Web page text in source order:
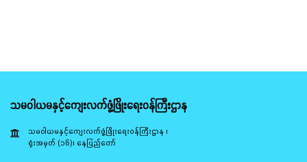
သမဝါယမနှင့်ကျေးလက်ဖွံ့ဖြိုးရေးဝန်ကြီးဌာန
သမဝါယမနှင့်ကျေးလက်ဖွံ့ဖြိုးရေးဝန်ကြီးဌာန ၊
ရုံးအမှတ် (၁၆)၊ နေပြည်တော်